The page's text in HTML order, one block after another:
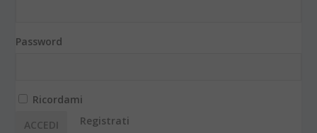
Password
Ricordami
Registrati